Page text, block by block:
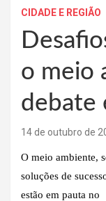
CIDADE E REGIÃO
o meio
debate
14 de outubro de
O meio ambiente,
soluções de
estão em pauta no